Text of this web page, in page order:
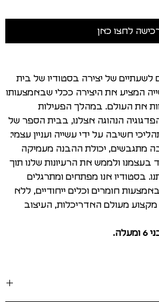
לחצו כאן
לשעתיים של יצירה בסטודיו של בית
המציע את היצירה ככלי שבאמצעותו
את העולם. במהלך הפעילות
הנהוגה אצלנו, בבית הספר של
חשיבה על ידי עשייה ועניין עצמי:
מתגבשים, יכולת ההבנה מעמיקה
בעצמנו ולממש את הרעיונות שלנו תוך
בסטודיו אנו מפתחים ומתרגלים
חומרים וכלים ייחודיים, ללא
מקצוע מעולם האדריכלות, העיצוב